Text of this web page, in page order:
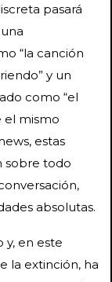
pasará
“la canción
y un
como “el
el mismo
estas
sobre todo
absolutas.
y, en este
la extinción, ha